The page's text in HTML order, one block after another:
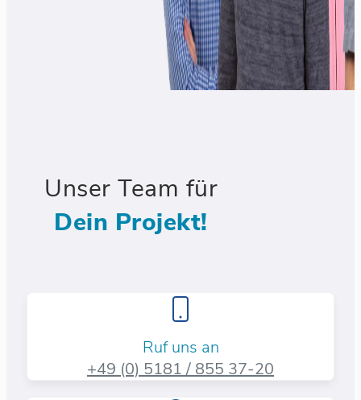
Unser Team für
Dein Projekt!
Ruf uns an
+49 (0) 5181 / 855 37-20​